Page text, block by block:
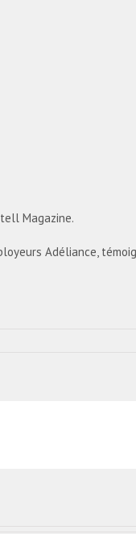
Magazine.
Adéliance,